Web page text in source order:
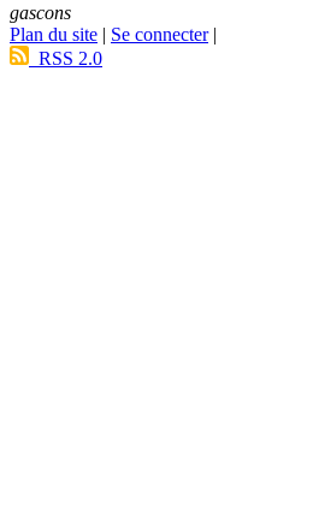
gascons
Plan du site | Se connecter|
RSS 2.0